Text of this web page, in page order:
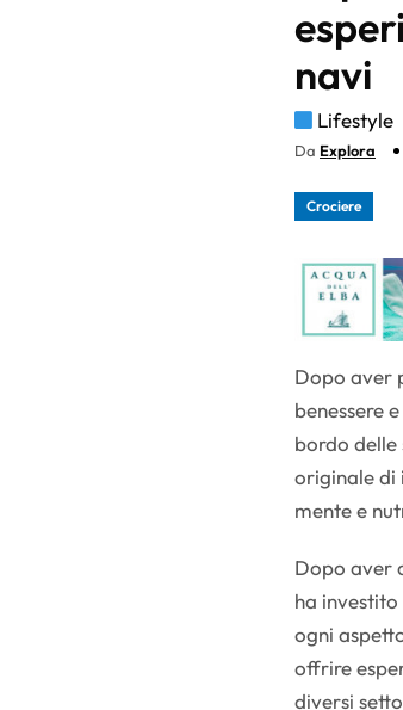
navi
Lifestyle
Da Explora
Crociere
Dopo aver
benessere
bordo delle
originale di
mente e
Dopo aver
ha
ogni
offrire
diversi